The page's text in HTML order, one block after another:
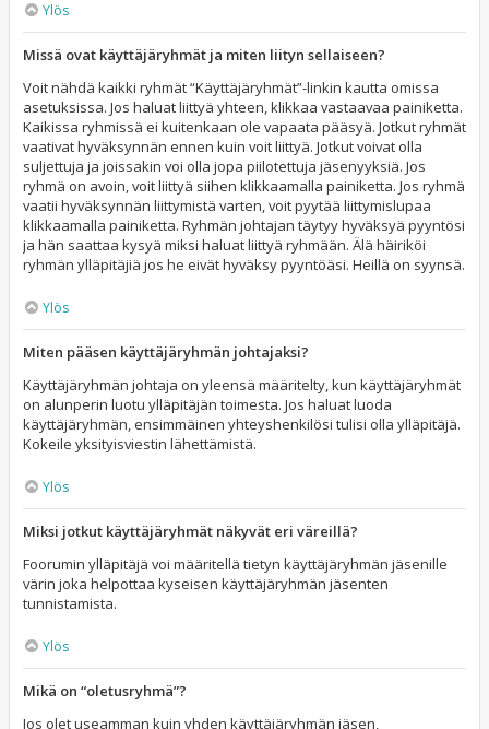
Ylös
Missä ovat käyttäjäryhmät ja miten liityn sellaiseen?
Voit nähdä kaikki ryhmät “Käyttäjäryhmät”-linkin kautta omissa
asetuksissa. Jos haluat liittyä yhteen, klikkaa vastaavaa painiketta.
Kaikissa ryhmissä ei kuitenkaan ole vapaata pääsyä. Jotkut ryhmät
vaativat hyväksynnän ennen kuin voit liittyä. Jotkut voivat olla
suljettuja ja joissakin voi olla jopa piilotettuja jäsenyyksiä. Jos
ryhmä on avoin, voit liittyä siihen klikkaamalla painiketta. Jos ryhmä
vaatii hyväksynnän liittymistä varten, voit pyytää liittymislupaa
klikkaamalla painiketta. Ryhmän johtajan täytyy hyväksyä pyyntösi
ja hän saattaa kysyä miksi haluat liittyä ryhmään. Älä häiriköi
ryhmän ylläpitäjiä jos he eivät hyväksy pyyntöäsi. Heillä on syynsä.
Ylös
Miten pääsen käyttäjäryhmän johtajaksi?
Käyttäjäryhmän johtaja on yleensä määritelty, kun käyttäjäryhmät
on alunperin luotu ylläpitäjän toimesta. Jos haluat luoda
käyttäjäryhmän, ensimmäinen yhteyshenkilösi tulisi olla ylläpitäjä.
Kokeile yksityisviestin lähettämistä.
Ylös
Miksi jotkut käyttäjäryhmät näkyvät eri väreillä?
Foorumin ylläpitäjä voi määritellä tietyn käyttäjäryhmän jäsenille
värin joka helpottaa kyseisen käyttäjäryhmän jäsenten
tunnistamista.
Ylös
Mikä on “oletusryhmä”?
Jos olet useamman kuin yhden käyttäjäryhmän jäsen,